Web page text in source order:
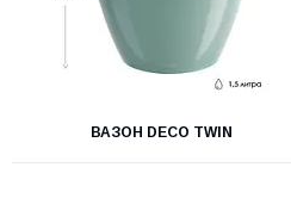
ВАЗОН DECO TWIN